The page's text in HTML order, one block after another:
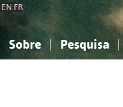
EN FR
Sobre Pesquisa